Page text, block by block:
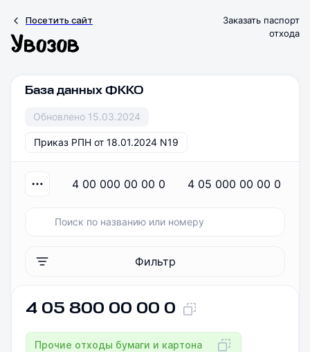
Посетить сайт
Заказать паспорт
отхода
База данных ФККО
Обновлено 15.03.2024
Приказ РПН от 18.01.2024 N19
4 00 000 00 00 0 4 05 000 00 00 0
Фильтр
4 05 800 00 00 0
Прочие отходы бумаги и картона